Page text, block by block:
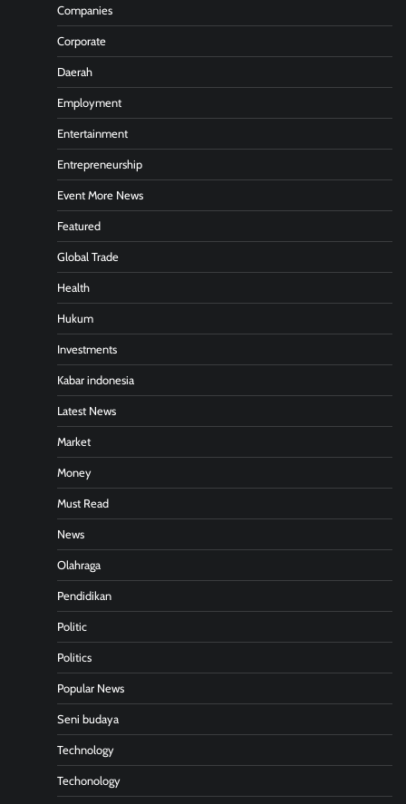
Companies
Corporate
Daerah
Employment
Entertainment
Entrepreneurship
Event More News
Featured
Global Trade
Health
Hukum
Investments
Kabar indonesia
Latest News
Market
Money
Must Read
News
Olahraga
Pendidikan
Politic
Politics
Popular News
Seni budaya
Technology
Techonology